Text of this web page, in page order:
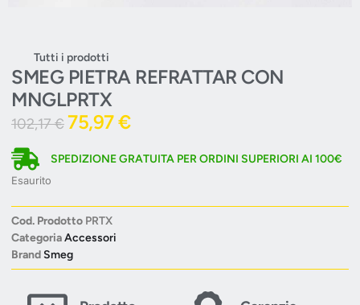
Tutti i prodotti
SMEG PIETRA REFRATTAR CON
MNGLPRTX
102,17€75,97€
SPEDIZIONE GRATUITA PER ORDINI SUPERIORI AI 100€
Esaurito
Cod. Prodotto PRTX
CategoriaAccessori
BrandSmeg